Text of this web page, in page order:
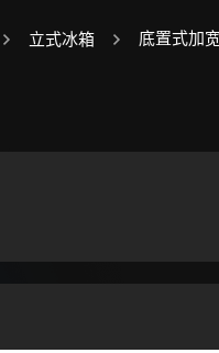
立式冰箱 底置式加